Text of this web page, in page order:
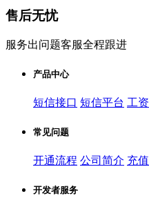
售后无忧
服务出问题客服全程跟进
产品中心
短信接口 短信平台 工
常见问题
开通流程 公司简介 充
开发者服务